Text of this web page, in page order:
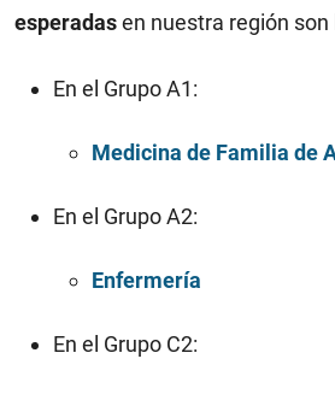
esperadasen nuestra región
En el Grupo A1:
Medicina de Familia de
En el Grupo A2:
Enfermería
En el Grupo C2: